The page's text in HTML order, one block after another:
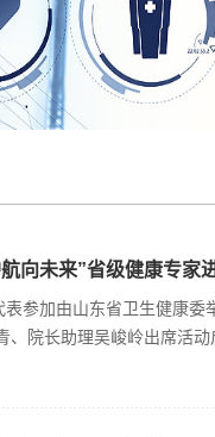
向未来”省级健康专家
参加由山东省卫生健康委
院长助理吴峻岭出席活动